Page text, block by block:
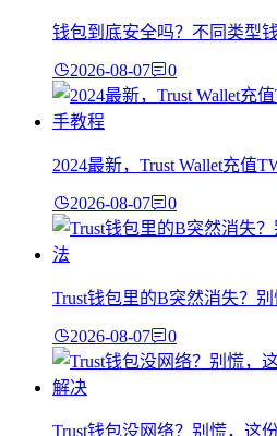
钱包到底安全吗？不同类型
2026-08-07 0
2024最新，Trust Wallet充值
2026-08-07 0
Trust钱包里的B突然消失？
2026-08-07 0
Trust钱包没网络？别慌，这